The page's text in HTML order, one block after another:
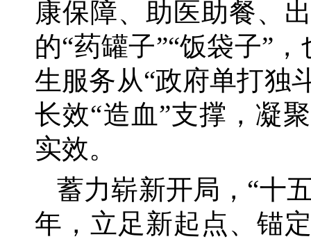
康保障、助医助餐、
的“药罐子”“饭袋子”
生服务从“政府单打独
长效“造血”支撑，凝
实效。
蓄力崭新开局， “十
年，立足新起点、锚